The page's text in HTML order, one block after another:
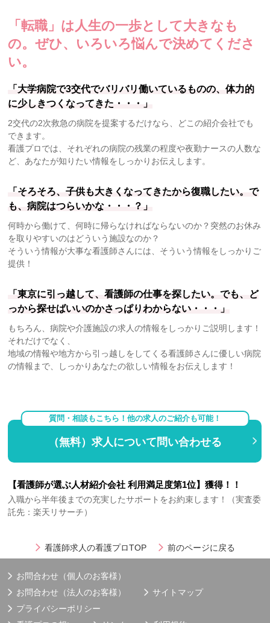
「転職」は人生の一歩として大きなも
の。ぜひ、いろいろ悩んで決めてくださ
い。
「大学病院で3交代でバリバリ働いているものの、体力的
に少しきつくなってきた・・・」
2交代の2次救急の病院を提案するだけなら、どこの紹介会社でも
できます。
看護プロでは、それぞれの病院の残業の程度や夜勤ナースの人数な
ど、あなたが知りたい情報をしっかりお伝えします。
「そろそろ、子供も大きくなってきたから復職したい。で
も、病院はつらいかな・・・？」
何時から働けて、何時に帰らなければならないのか？突然のお休み
を取りやすいのはどういう施設なのか？
そういう情報が大事な看護師さんには、そういう情報をしっかりご
提供！
「東京に引っ越して、看護師の仕事を探したい。でも、ど
っから探せばいいのかさっぱりわからない・・・」
もちろん、病院や介護施設の求人の情報をしっかりご説明します！
それだけでなく、
地域の情報や地方から引っ越しをしてくる看護師さんに優しい病院
の情報まで、しっかりあなたの欲しい情報をお伝えします！
質問・相談もこちら！他の求人のご紹介も可能！
（無料）求人について問い合わせる
【看護師が選ぶ人材紹介会社 利用満足度第1位】獲得！！
入職から半年後までの充実したサポートをお約束します！（実査委
託先：楽天リサーチ）
看護師求人の看護プロTOP 前のページに戻る
お問合わせ（個人のお客様）
お問合わせ（法人のお客様）
サイトマップ
プライバシーポリシー